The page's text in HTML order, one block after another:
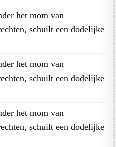
het mom van
schuilt een dodelijke
het mom van
schuilt een dodelijke
het mom van
schuilt een dodelijke